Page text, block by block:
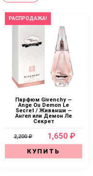
РАСПРОДАЖА!
Парфюм Givenchy —
Ange Ou Demon Le
Secret / Живанши —
Ангел или Демон Ле
Секрет
2,200 ₽ 1,650 ₽
КУПИТЬ